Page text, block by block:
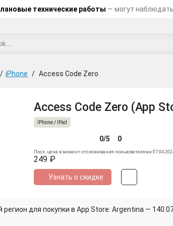
технические работы — могут
/ iPhone / Access Code Zero
Access Code Zero (App
IPhone / IPad
0/5 0
Посл. цена в момент отслеживания пользователями
249 ₽
Узнать о скидке
для покупки в App Store: Argentina —